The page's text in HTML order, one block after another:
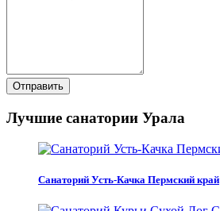
Отправить
Лучшие санатории Урала
Санаторий Усть-Качка Пермский край